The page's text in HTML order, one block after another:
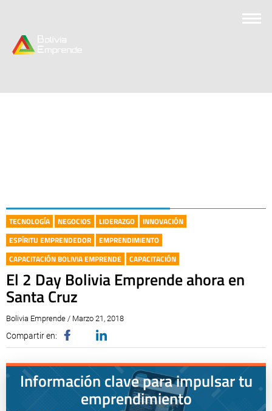
TECNOLOGÍA NEGOCIOS LIDERAZGO
INNOVACIÓN
ESPÍRITU EMPRENDEDOR
EMPRENDIMIENTO
CAPACITACIÓN BOLIVIA EMPRENDE
CAPACITACIÓN
El 2 Day Bolivia Emprende ahora en
Santa Cruz
Bolivia Emprende / Marzo 21, 2018
Compartir en:
Información clave para impulsar tu
emprendimiento